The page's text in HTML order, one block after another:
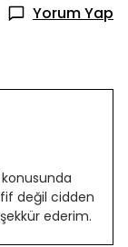
Yorum Yap
konusunda
değil cidden
ederim.